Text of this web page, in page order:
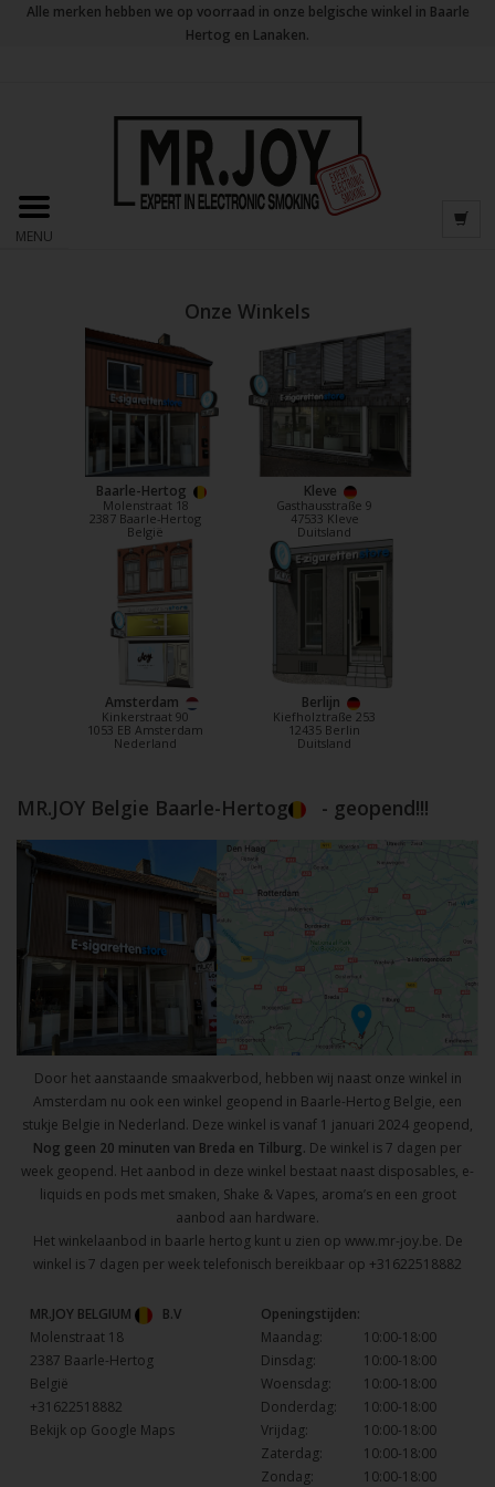
Alle merken hebben we op voorraad in onze belgische winkel in Baarle
Hertog en Lanaken.
MENU
Onze Winkels
Baarle-Hertog
Molenstraat 18
2387 Baarle-Hertog
België
Kleve
Gasthausstraße 9
47533 Kleve
Duitsland
Amsterdam
Kinkerstraat 90
1053 EB Amsterdam
Nederland
Berlijn
Kiefholztraße 253
12435 Berlin
Duitsland
MR.JOY Belgie Baarle-Hertog - geopend!!!
Door het aanstaande smaakverbod, hebben wij naast onze winkel in
Amsterdam nu ook een winkel geopend in Baarle-Hertog Belgie, een
stukje Belgie in Nederland. Deze winkel is vanaf 1 januari 2024 geopend,
Nog geen 20 minuten van Breda en Tilburg. De winkel is 7 dagen per
week geopend. Het aanbod in deze winkel bestaat naast disposables, e-
liquids en pods met smaken, Shake & Vapes, aroma’s en een groot
aanbod aan hardware.
Het winkelaanbod in baarle hertog kunt u zien op www.mr-joy.be. De
winkel is 7 dagen per week telefonisch bereikbaar op +31622518882
MR.JOY BELGIUM
B.V
Molenstraat 18
2387 Baarle-Hertog
België
+31622518882
Bekijk op Google Maps
Openingstijden:
Maandag:
10:00-18:00
Dinsdag:
10:00-18:00
Woensdag:
10:00-18:00
Donderdag:
10:00-18:00
Vrijdag:
10:00-18:00
Zaterdag:
10:00-18:00
Zondag:
10:00-18:00